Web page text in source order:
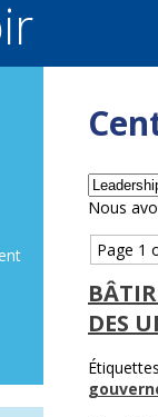
Nous
Page 1
DES